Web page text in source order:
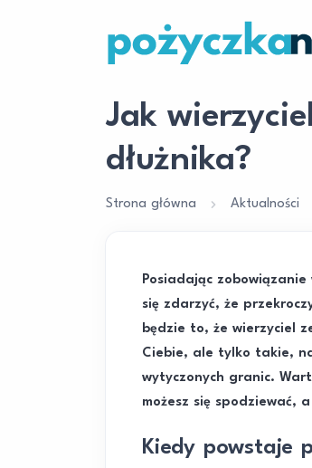
Jak
dłużnika?
Strona główna Aktualności
Posiadając
się zdarzyć, że
będzie to, że wierzyciel
Ciebie, ale tylko takie,
wytyczonych granic.
możesz się spodziewać,
Kiedy powstaje